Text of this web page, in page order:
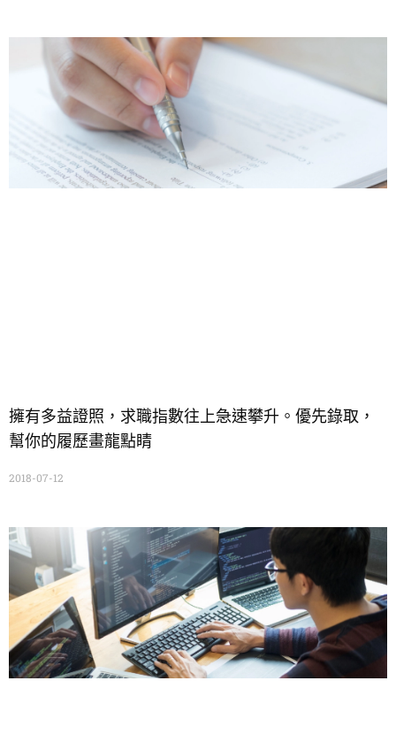
擁有多益證照，求職指數往上急速攀升。優先錄取，
幫你的履歷畫龍點睛
2018-07-12